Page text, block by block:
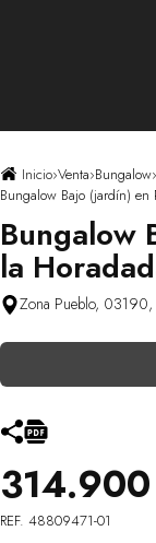
Inicio›Venta›Bungalow›
Bungalow Bajo (jardín) en
Bungalow
la
Zona Pueblo, 03190,
REF. 48809471-01